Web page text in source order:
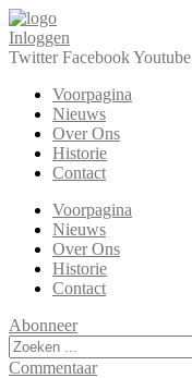
Ga
naar
de
Inloggen
Twitter FacebookYoutube
Voorpagina
Nieuws
Over Ons
Historie
Contact
Voorpagina
Nieuws
Over Ons
Historie
Contact
Abonneer
Search
...
Commentaar